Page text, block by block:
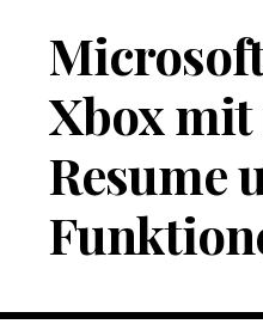
Xbox
Resume